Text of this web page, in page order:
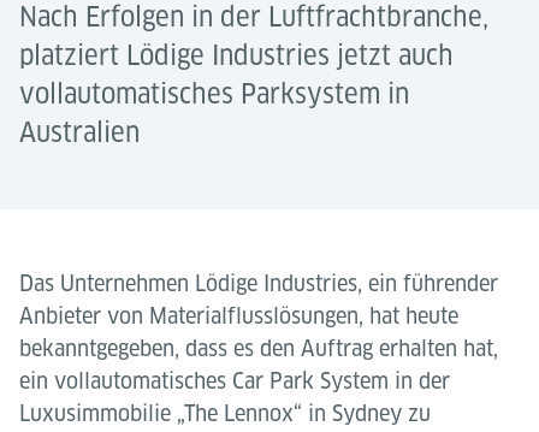
Nach Erfolgen in der Luftfrachtbranche,
platziert Lödige Industries jetzt auch
vollautomatisches Parksystem in
Australien
Das Unternehmen Lödige Industries, ein führender
Anbieter von Materialflusslösungen, hat heute
bekanntgegeben, dass es den Auftrag erhalten hat,
ein vollautomatisches Car Park System in der
Luxusimmobilie „The Lennox“ in Sydney zu